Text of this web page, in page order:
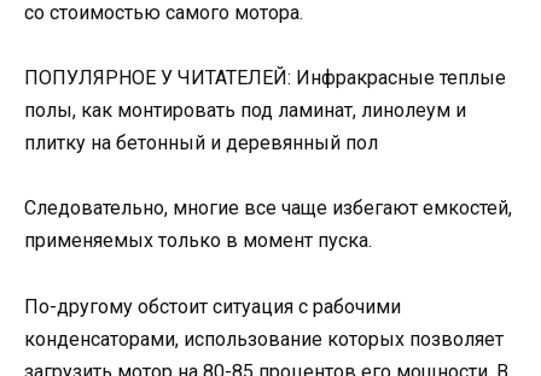
со стоимостью самого мотора.
ПОПУЛЯРНОЕ У ЧИТАТЕЛЕЙ: Инфракрасные теплые
полы, как монтировать под ламинат, линолеум и
плитку на бетонный и деревянный пол
Следовательно, многие все чаще избегают емкостей,
применяемых только в момент пуска.
По-другому обстоит ситуация с рабочими
конденсаторами, использование которых позволяет
загрузить мотор на 80-85 процентов его мощности. В